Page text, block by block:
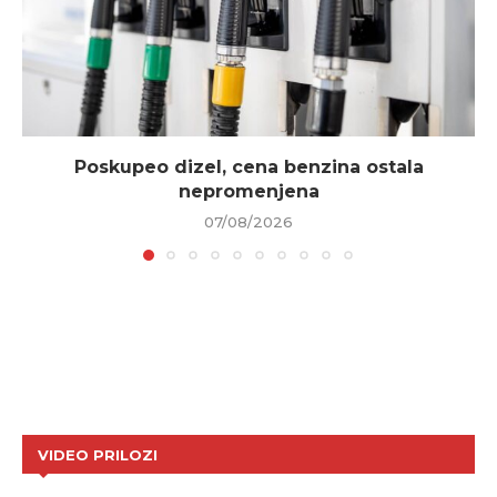
Poskupeo dizel, cena benzina ostala
nepromenjena
07/08/2026
VIDEO PRILOZI